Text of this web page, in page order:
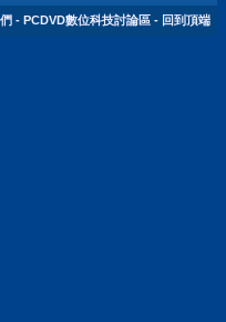
- PCDVD數位科技討論區 - 回到頂端